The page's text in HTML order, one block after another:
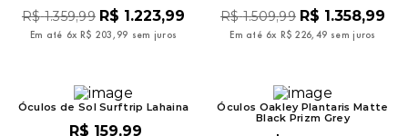
R$ 1.359,99 R$ 1 .223,99
Em até 6x R$ 203 , 99 sem juros
R$ 1.509,99 R$ 1 .358,99
Em até 6x R$ 226, 49 sem juros
Óculos de Sol Surftrip Lahaina
R$ 159,99
Óculos Oakley Plantaris Matte
Black Prizm Grey